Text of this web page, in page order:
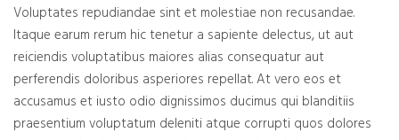
Voluptates repudiandae sint et molestiae non recusandae.
Itaque earum rerum hic tenetur a sapiente delectus, ut aut
reiciendis voluptatibus maiores alias consequatur aut
perferendis doloribus asperiores repellat. At vero eos et
accusamus et iusto odio dignissimos ducimus qui blanditiis
praesentium voluptatum deleniti atque corrupti quos dolores